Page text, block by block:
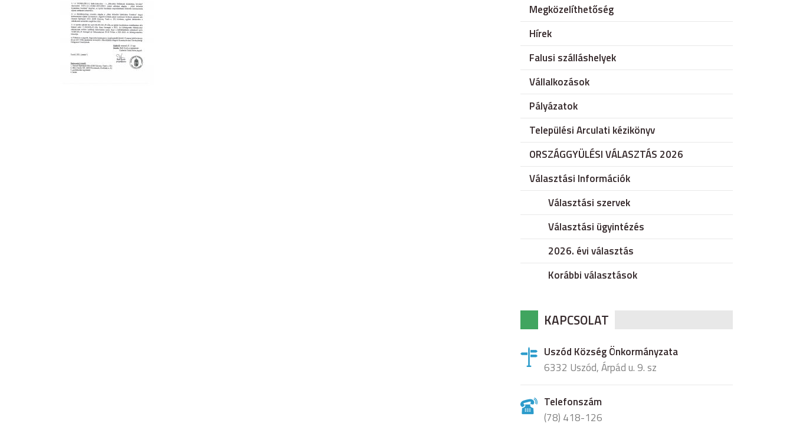
Megközelíthetőség
Hírek
Falusi szálláshelyek
Vállalkozások
Pályázatok
Települési Arculati kézikönyv
ORSZÁGGYÜLÉSI VÁLASZTÁS 2026
Választási Információk
Választási szervek
Választási ügyintézés
2026. évi választás
Korábbi választások
KAPCSOLAT
Uszód Község Önkormányzata
6332 Uszód, Árpád u. 9. sz
Telefonszám
(78) 418-126